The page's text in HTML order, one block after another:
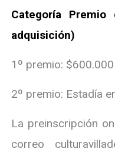
Categoría Premio
adquisición)
1º premio:
2º premio: Estadía
La preinscripción
correo